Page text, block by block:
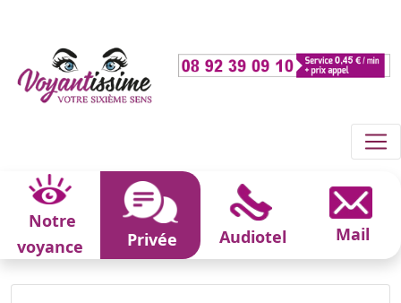
Notre
voyance
Privée Audiotel Mail